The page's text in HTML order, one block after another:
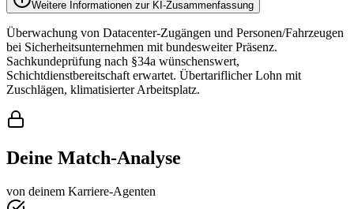
Weitere Informationen zur KI-Zusammenfassung
Überwachung von Datacenter-Zugängen und Personen/Fahrzeugen
bei Sicherheitsunternehmen mit bundesweiter Präsenz.
Sachkundeprüfung nach §34a wünschenswert,
Schichtdienstbereitschaft erwartet. Übertariflicher Lohn mit
Zuschlägen, klimatisierter Arbeitsplatz.
Deine Match-Analyse
von deinem Karriere-Agenten